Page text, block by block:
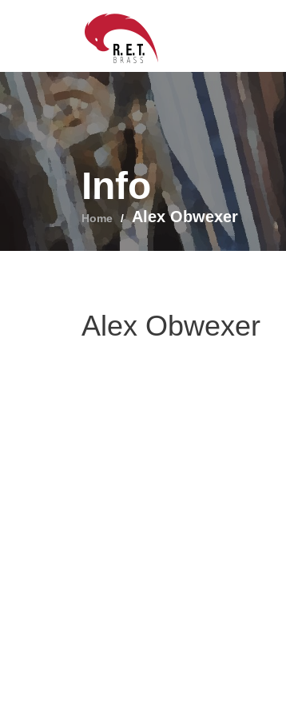
Info
Home Alex Obwexer
Alex Obwexer